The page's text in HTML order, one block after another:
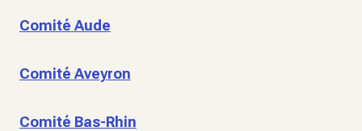
Comité Aude
Comité Aveyron
Comité Bas-Rhin